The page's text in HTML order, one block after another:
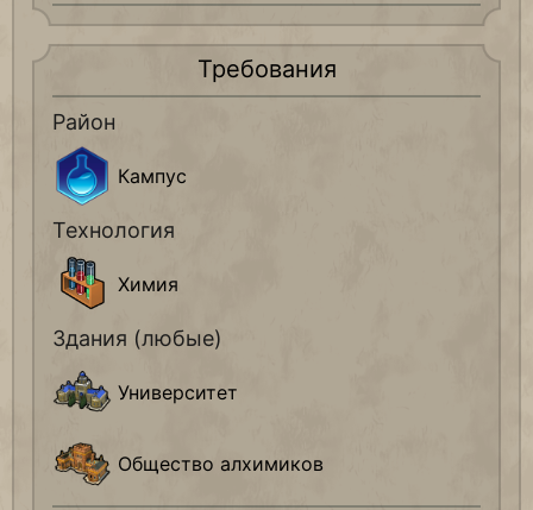
Требования
Район
Кампус
Технология
Химия
Здания (любые)
Университет
Общество алхимиков